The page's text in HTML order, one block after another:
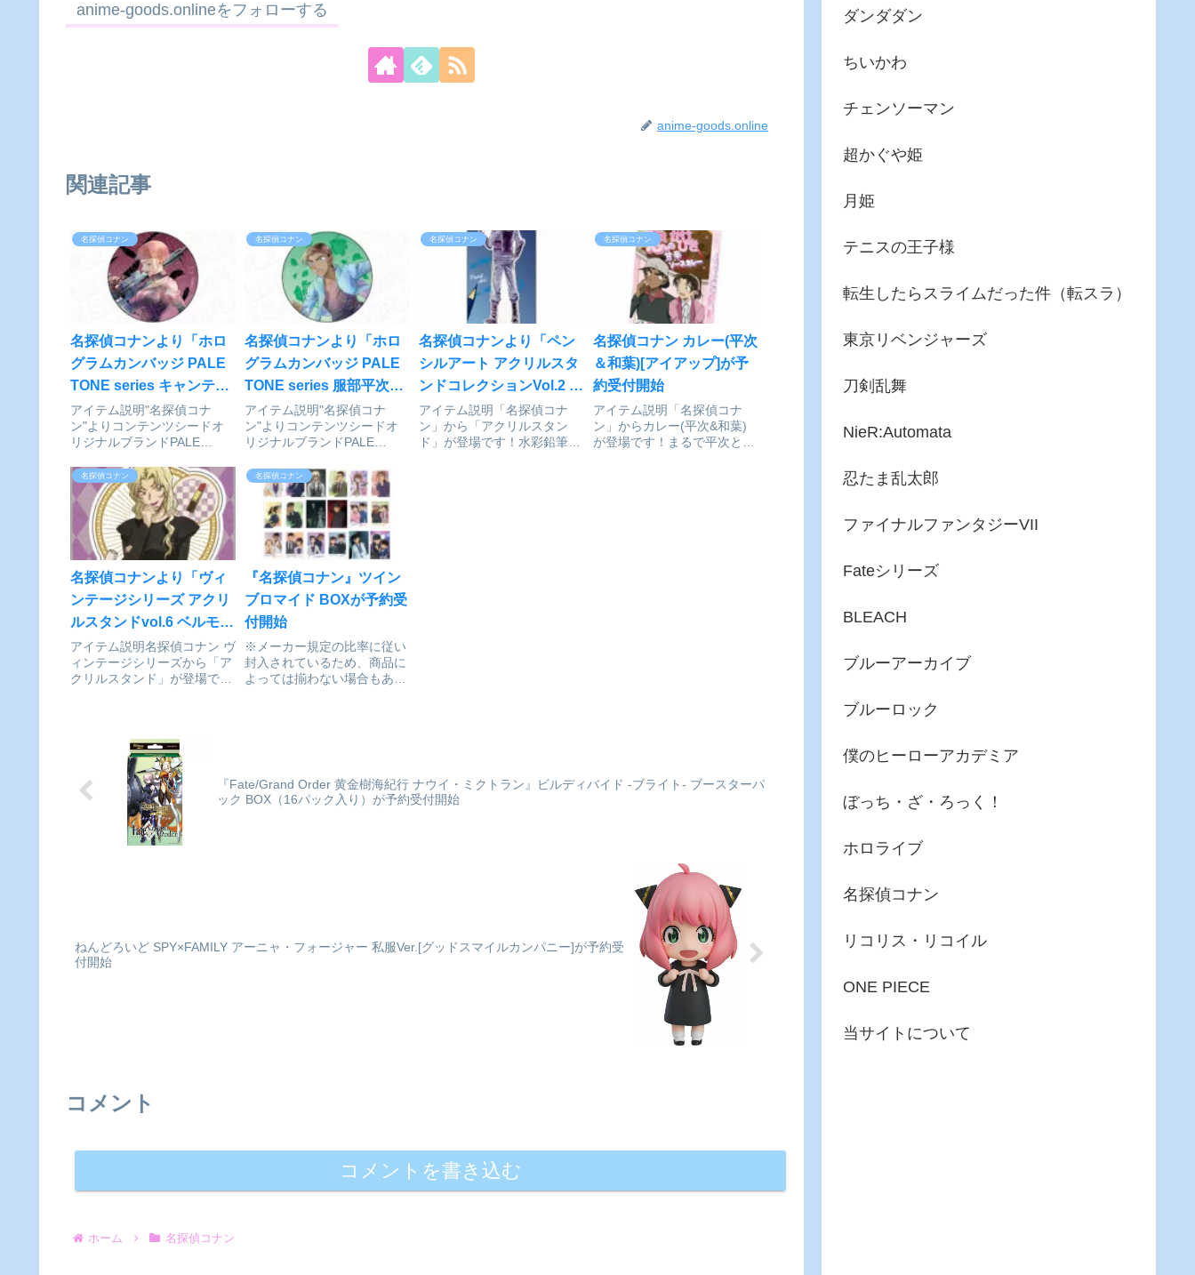
anime-goods.onlineをフォローする
anime-goods.online
関連記事
名探偵コナン
名探偵コナンより「ホロ
グラムカンバッジ PALE
TONE series キャンティ
vol.3」が予約受付開始
アイテム説明"名探偵コナ
ン"よりコンテンツシードオ
リジナルブランドPALE
ムカンバッジが発売！ピン付
き名探偵コナン_ホログラム
カンバッジ PALE TONE
series キャンティ vol.3©青山
剛...
名探偵コナン
名探偵コナンより「ホロ
グラムカンバッジ PALE
TONE series 服部平次
vol.3」が予約受付開始
アイテム説明"名探偵コナ
ン"よりコンテンツシードオ
リジナルブランドPALE
ムカンバッジが発売！ピン付
き名探偵コナン_ホログラム
カンバッジ PALE TONE
series 服部平次 vol.3©青山剛
昌...
名探偵コナン
名探偵コナンより「ペン
シルアート アクリルスタ
ンドコレクションVol.2 松
田陣平」が好評発売中
アイテム説明「名探偵コナ
ン」から「アクリルスタン
ド」が登場です！水彩鉛筆の
名探偵コナン
名探偵コナン カレー(平次
＆和葉)[アイアップ]が予
約受付開始
アイテム説明「名探偵コナ
ン」からカレー(平次&和葉)
が登場です！まるで平次と和
名探偵コナン
名探偵コナンより「ヴィ
ンテージシリーズ アクリ
ルスタンドvol.6 ベルモッ
ト」が予約受付開始
アイテム説明名探偵コナン ヴ
ィンテージシリーズから「ア
クリルスタンド」が登場で
昌/小学館・読売テレビ・
TMS 1996colleizeで探す
名探偵コナン
『名探偵コナン』​ツイン
ブロマイド BOXが予約受
付開始
※メーカー規定の比率に従い
封入されているため、商品に
よっては揃わない場合もあり
『Fate/Grand Order 黄金樹海紀行 ナウイ・ミクトラン』ビルディバイド -ブライト- ブースターパ
ック BOX​（16パック​入り）が予約受付開始
ねんどろいど SPY×FAMILY アーニャ・フォージャー 私服Ver.[グッドスマイルカンパニー]が予約受
付開始
コメント
コメントを書き込む
ホーム 名探偵コナン
ダンダダン
ちいかわ
チェンソーマン
超かぐや姫
月姫
テニスの王子様
転生したらスライムだった件（転スラ）
東京リベンジャーズ
刀剣乱舞
NieR:Automata
忍たま乱太郎
ファイナルファンタジーVII
Fateシリーズ
BLEACH
ブルーアーカイブ
ブルーロック
僕のヒーローアカデミア
ぼっち・ざ・ろっく！
ホロライブ
名探偵コナン
リコリス・リコイル
ONE PIECE
当サイトについて